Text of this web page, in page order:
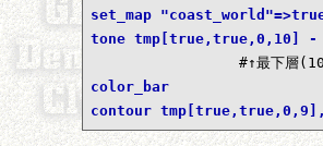
set_map
tone tmp[true,true,0,10]
color_bar
contour tmp[true,true,0,9],